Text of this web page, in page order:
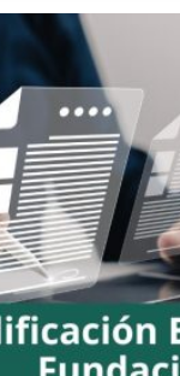
promoción de